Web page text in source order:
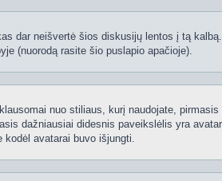
dar neišvertė šios diskusijų lentos į tą
(nuorodą rasite šio puslapio apačioje).
nuo stiliaus, kurį naudojate,
dažniausiai didesnis paveikslėlis yra
avatarai buvo išjungti.